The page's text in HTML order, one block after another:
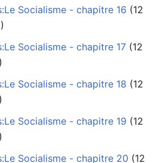
Socialisme - chapitre 16
Socialisme - chapitre 17
Socialisme - chapitre 18
Socialisme - chapitre 19
Socialisme - chapitre 20